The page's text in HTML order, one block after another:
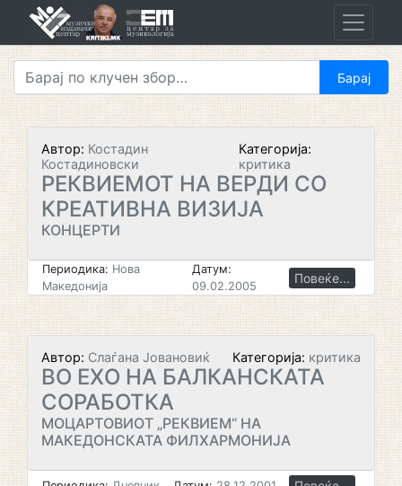
Автор: Костадин
Костадиновски
Категорија:
критика
РЕКВИЕМОТ НА ВЕРДИ СО
КРЕАТИВНА ВИЗИЈА
КОНЦЕРТИ
Периодика: Нова
Македонија
Датум:
09.02.2005
Повеќе...
Автор: Слаѓана Јовановиќ Категорија: критика
ВО ЕХО НА БАЛКАНСКАТА
СОРАБОТКА
МОЦАРТОВИОТ „РЕКВИЕМ“ НА
МАКЕДОНСКАТА ФИЛХАРМОНИЈА